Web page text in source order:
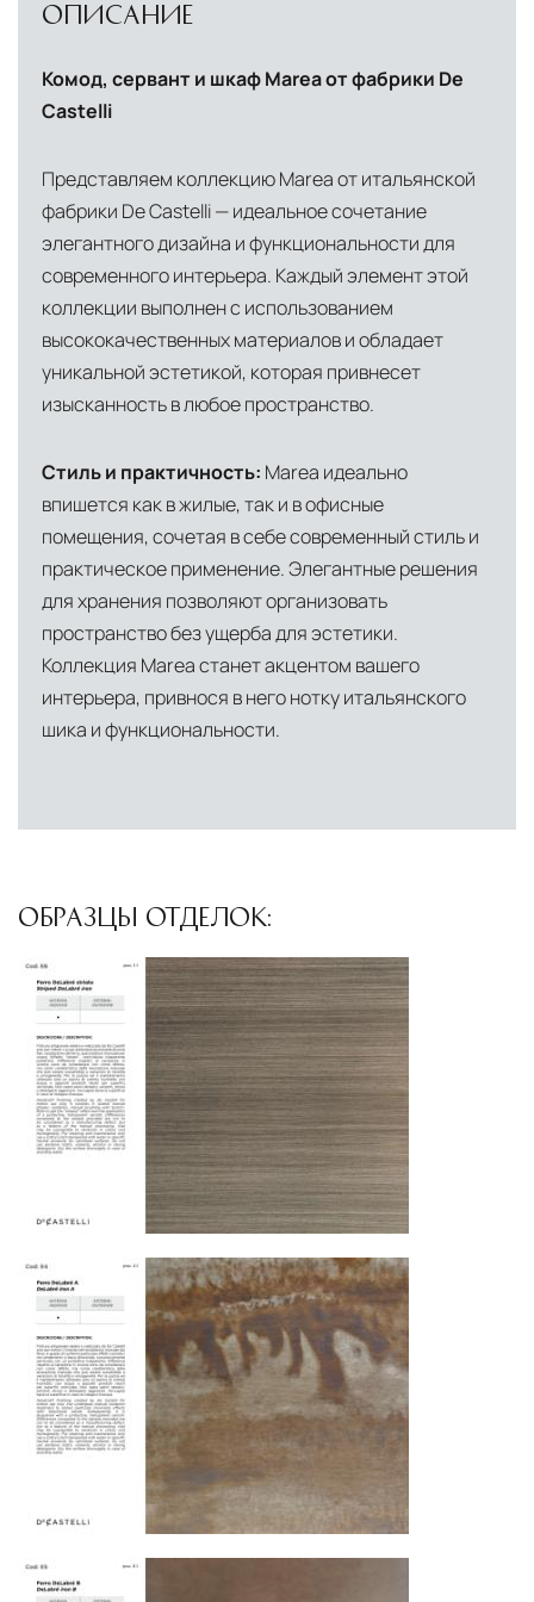
североамериканского сегмента
сеть партнёрских складов
области
Для клиентов Москвы и МО предусмотрены
следующие услуги:
Доставка до адреса— транспортировка
товара от нашего склада непосредственно к
месту назначения с соблюдением сроков
Профессиональная выгрузка—
осуществляют разгрузку с применением
специального оборудования и техники
Подъём на этажи
— доставка мебели и
дверных блоков в квартиры и офисы с
использованием лифтов или монтажных
средств
Распаковка и расстановка— специалисты
распаковывают товар и устанавливают его в
предмет повреждений и дефектов при
доставке
Сроки доставкиСтандартная доставка по
Москве осуществляется в течение 3-5 рабочих
дней. Для Московской области сроки зависят
от удалённости объекта и варьируются от 5 до
10 рабочих дней. Возможна срочная доставка
при наличии свободных логистических
Управление логистикой и контроль
качества
Каждый заказ отслеживается в режиме
реального времени через систему GPS-
мониторинга. Наша команда логистических
специалистов с опытом работы в
международной доставке обеспечивает
полную сохранность груза, соблюдение
температурного режима и защиту от
маршрута.
ОПИСАНИЕ
Комод, сервант и шкаф Marea от фабрики De
Castelli
Представляем коллекцию Marea от итальянской
фабрики De Castelli — идеальное сочетание
элегантного дизайна и функциональности для
современного интерьера. Каждый элемент этой
коллекции выполнен с использованием
высококачественных материалов и обладает
уникальной эстетикой, которая привнесет
изысканность в любое пространство.
Стиль и практичность: Marea идеально
впишется как в жилые, так и в офисные
помещения, сочетая в себе современный стиль и
практическое применение. Элегантные решения
для хранения позволяют организовать
пространство без ущерба для эстетики.
Коллекция Marea станет акцентом вашего
интерьера, привнося в него нотку итальянского
шика и функциональности.
ОБРАЗЦЫ ОТДЕЛОК: